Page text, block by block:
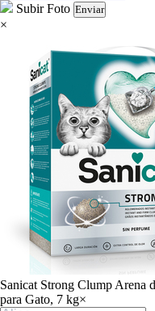
Subir Foto Enviar
×
Sanicat Strong Clump Arena
para Gato, 7 kg×